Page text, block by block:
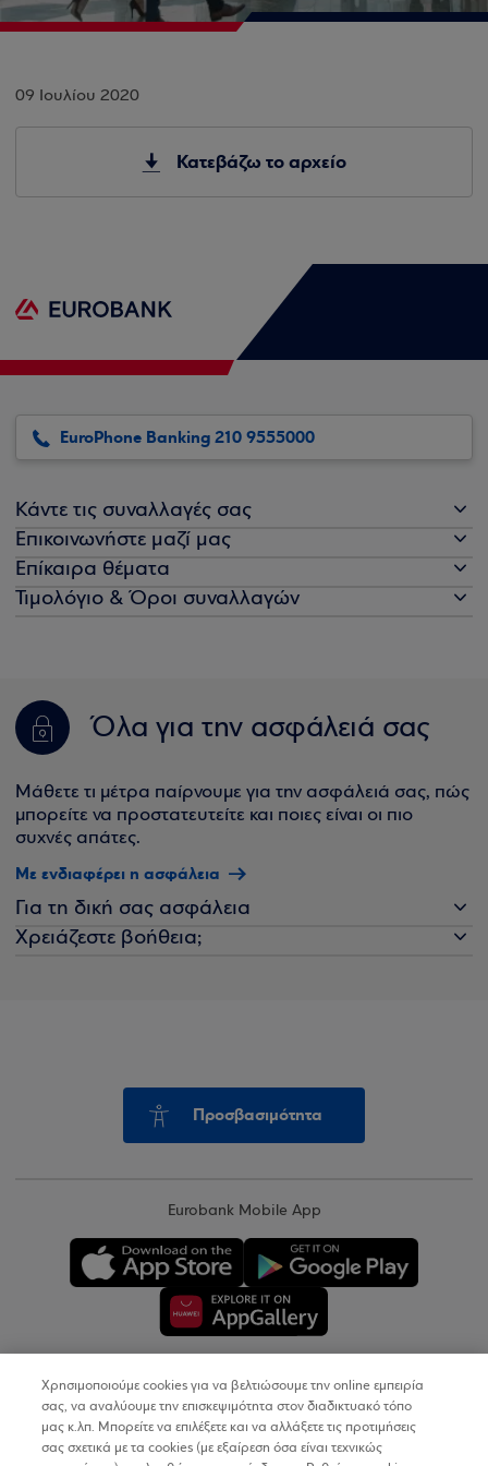
09 Ιουλίου 2020
Κατεβάζω το αρχείο
EuroPhone Banking 210 9555000
Κάντε τις συναλλαγές σας
Επικοινωνήστε μαζί μας
Επίκαιρα θέματα
Τιμολόγιο & Όροι συναλλαγών
Όλα για την ασφάλειά σας
Μάθετε τι μέτρα παίρνουμε για την ασφάλειά σας, πώς
μπορείτε να προστατευτείτε και ποιες είναι οι πιο
συχνές απάτες.
Με ενδιαφέρει η ασφάλεια
Για τη δική σας ασφάλεια
Χρειάζεστε βοήθεια;
Προσβασιμότητα
Eurobank Mobile App
Copyright © 2026
Χρησιμοποιούμε cookies για να βελτιώσουμε την online εμπειρία
σας, να αναλύουμε την επισκεψιμότητα στον διαδικτυακό τόπο
μας κ.λπ. Μπορείτε να επιλέξετε και να αλλάξετε τις προτιμήσεις
σας σχετικά με τα cookies (με εξαίρεση όσα είναι τεχνικώς